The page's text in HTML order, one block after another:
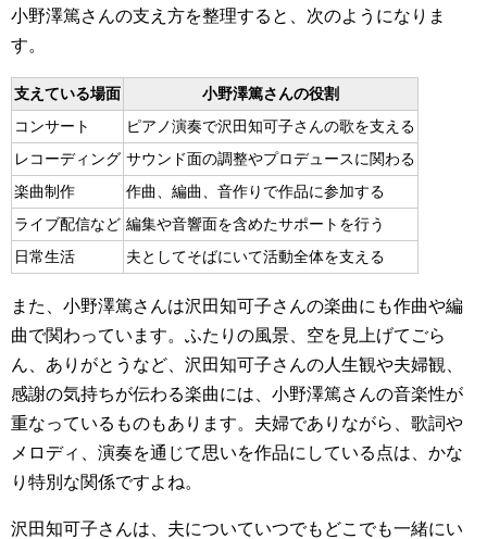
小野澤篤さんの支え方を整理すると、次のようになりま
す。
支えている場面
小野澤篤さんの役割
コンサート
ピアノ演奏で沢田知可子さんの歌を支える
レコーディング サウンド面の調整やプロデュースに関わる
楽曲制作
作曲、編曲、音作りで作品に参加する
ライブ配信など 編集や音響面を含めたサポートを行う
日常生活
夫としてそばにいて活動全体を支える
また、小野澤篤さんは沢田知可子さんの楽曲にも作曲や編
曲で関わっています。ふたりの風景、空を見上げてごら
ん、ありがとうなど、沢田知可子さんの人生観や夫婦観、
感謝の気持ちが伝わる楽曲には、小野澤篤さんの音楽性が
重なっているものもあります。夫婦でありながら、歌詞や
メロディ、演奏を通じて思いを作品にしている点は、かな
り特別な関係ですよね。
沢田知可子さんは、夫についていつでもどこでも一緒にい